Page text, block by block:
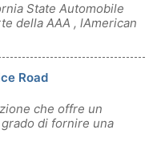
State Automobile
della AAA , lAmerican
Road
che offre un
di fornire una